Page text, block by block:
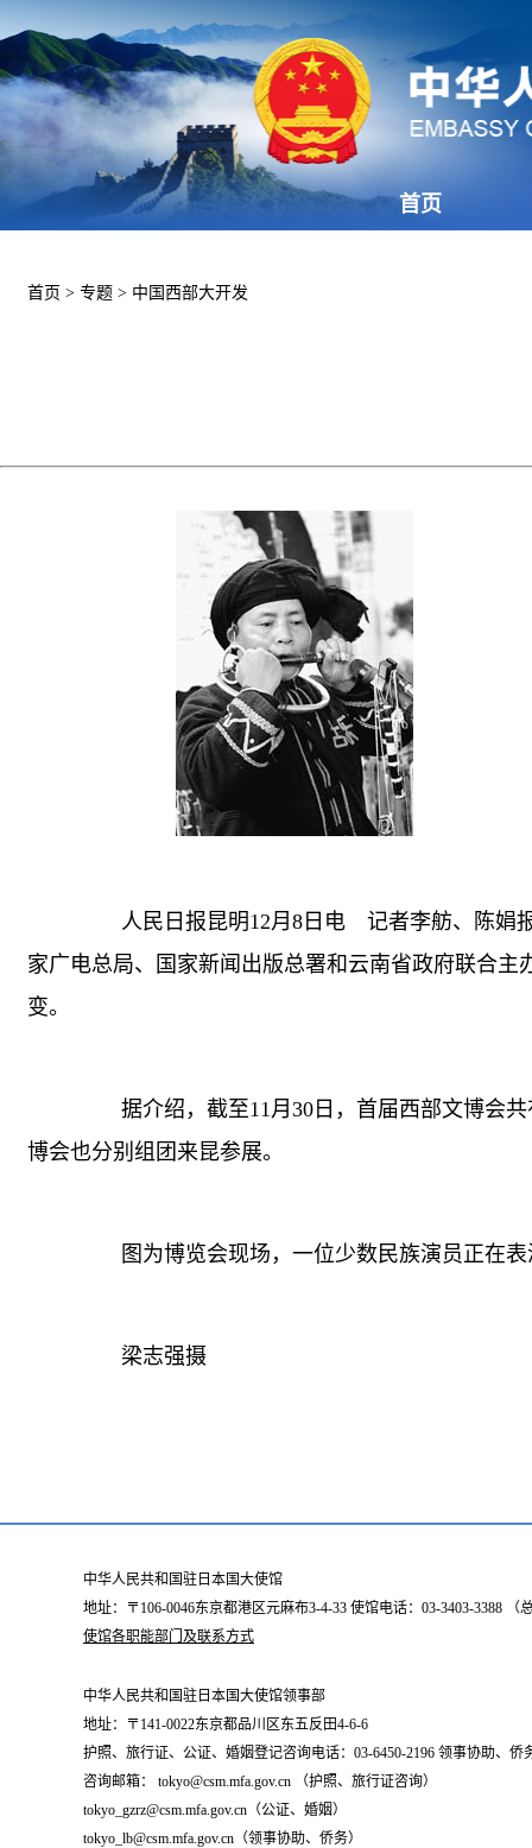
首页
首页 > 专题 > 中国西部大开发
人民日报昆明12月8日电 记者李舫、陈娟报
家广电总局、国家新闻出版总署和云南省政府联合
变。
据介绍，截至11月30日，首届西部文博会共
博会也分别组团来昆参展。
图为博览会现场，一位少数民族演员正在表
梁志强摄
中华人民共和国驻日本国大使馆
地址：〒106-0046东京都港区元麻布3-4-33 使馆电话：03-3403-3388 （
使馆各职能部门及联系方式
中华人民共和国驻日本国大使馆领事部
地址：〒141-0022东京都品川区东五反田4-6-6
护照、旅行证、公证、婚姻登记咨询电话：03-6450-2196 领事协助、侨
咨询邮箱： tokyo@csm.mfa.gov.cn （护照、旅行证咨询）
tokyo_gzrz@csm.mfa.gov.cn（公证、婚姻）
tokyo_lb@csm.mfa.gov.cn（领事协助、侨务）